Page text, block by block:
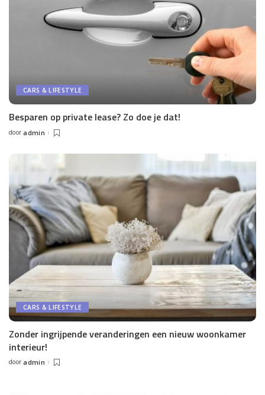
CARS & LIFESTYLE
Besparen op private lease? Zo doe je dat!
Posted
door admin
CARS & LIFESTYLE
Zonder ingrijpende veranderingen een nieuw woonkamer
interieur!
Posted
door admin